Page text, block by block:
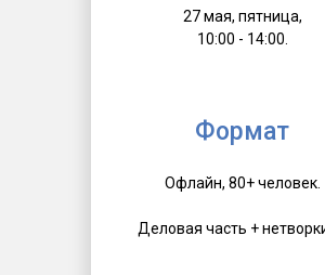
Офлайн, 80+ человек.
Деловая часть +
Формат
27 мая, пятница,
10:00 - 14:00.